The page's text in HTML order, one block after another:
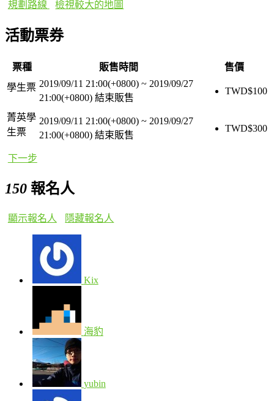
規劃路線 檢視較大的地圖
活動票券
票種 販售時間
售價
學生票 2019/09/11 21:00(+0800) ~ 2019/09/27
21:00(+0800) 結束販售
TWD$100
菁英學
生票
2019/09/11 21:00(+0800) ~ 2019/09/27
21:00(+0800) 結束販售
TWD$300
下一步
150 報名人
顯示報名人 隱藏報名人
Kix
海豹
yubin